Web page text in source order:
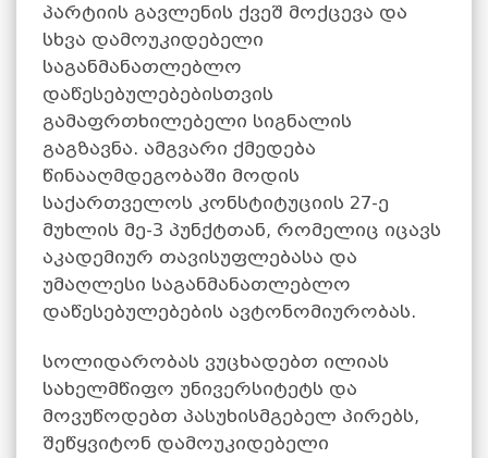
პარტიის გავლენის ქვეშ მოქცევა და
სხვა დამოუკიდებელი
საგანმანათლებლო
დაწესებულებებისთვის
გამაფრთხილებელი სიგნალის
გაგზავნა. ამგვარი ქმედება
წინააღმდეგობაში მოდის
საქართველოს კონსტიტუციის 27-ე
მუხლის მე-3 პუნქტთან, რომელიც იცავს
აკადემიურ თავისუფლებასა და
უმაღლესი საგანმანათლებლო
დაწესებულებების ავტონომიურობას.
სოლიდარობას ვუცხადებთ ილიას
სახელმწიფო უნივერსიტეტს და
მოვუწოდებთ პასუხისმგებელ პირებს,
შეწყვიტონ დამოუკიდებელი